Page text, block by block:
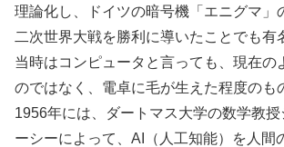
理論化し、ドイツの暗号機「エニグマ」
二次世界大戦を勝利に導いたことでも有
当時はコンピュータと言っても、現在の
のではなく、電卓に毛が生えた程度のも
1956年には、ダートマス大学の数学教授
ーシーによって、AI（人工知能）を人間